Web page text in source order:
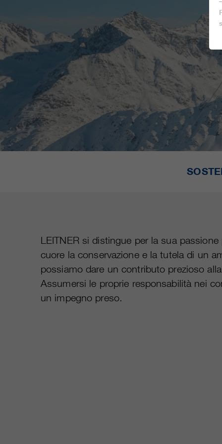
LEITNER si distingue per la sua
cuore la conservazione e la tutela di un
possiamo dare un contributo prezioso
Assumersi le proprie responsabilità nei
un impegno preso.